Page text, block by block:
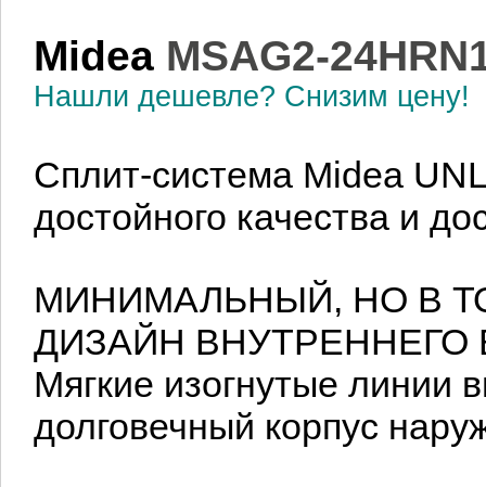
Midea MSAG2-
Нашли дешевле? Снизим цену!
Сплит-система Midea
достойного качества и
МИНИМАЛЬНЫЙ, НО В
ДИЗАЙН ВНУТРЕННЕГО
Мягкие изогнутые линии
долговечный корпус